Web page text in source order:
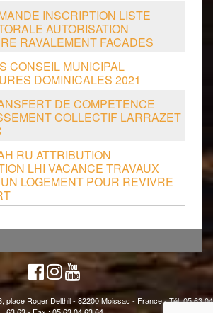
INSCRIPTION LISTE
AUTORISATION
RAVALEMENT FACADES
CONSEIL MUNICIPAL
DOMINICALES 2021
DE COMPETENCE
COLLECTIF LARRAZET
RU ATTRIBUTION
LHI VACANCE TRAVAUX
LOGEMENT POUR REVIVRE
place Roger Delthil - 82200 Moissac - France - Tél. 05 63 04